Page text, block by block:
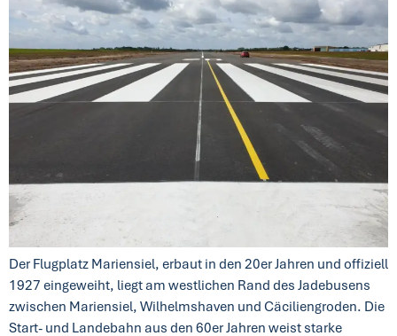
Der Flugplatz Mariensiel, erbaut in den 20er Jahren und offiziell
1927 eingeweiht, liegt am westlichen Rand des Jadebusens
zwischen Mariensiel, Wilhelmshaven und Cäciliengroden. Die
Start- und Landebahn aus den 60er Jahren weist starke